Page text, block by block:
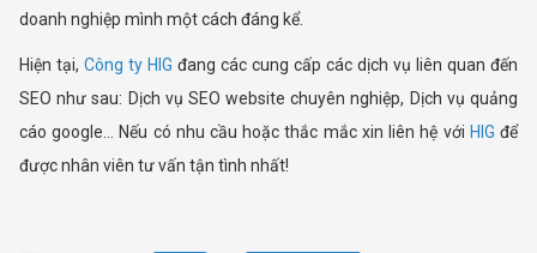
doanh nghiệp mình một cách đáng kể.
Hiện tại, Công ty HIG đang các cung cấp các dịch vụ liên quan đến
SEO như sau: Dịch vụ SEO website chuyên nghiệp, Dịch vụ quảng
cáo google… Nếu có nhu cầu hoặc thắc mắc xin liên hệ với HIG để
được nhân viên tư vấn tận tình nhất!